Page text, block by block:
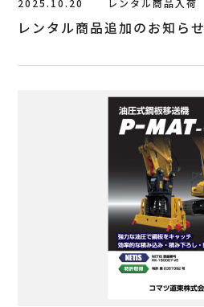
レンタル商品追加のお知らせ